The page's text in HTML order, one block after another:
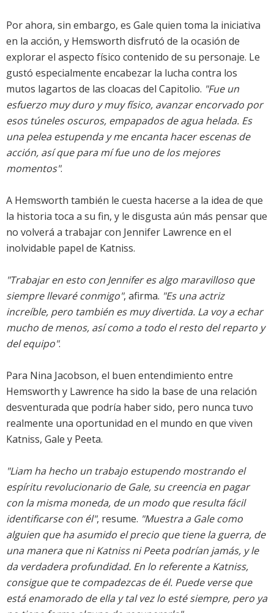
Por ahora, sin embargo, es Gale quien toma la iniciativa
en la acción, y Hemsworth disfrutó de la ocasión de
explorar el aspecto físico contenido de su personaje. Le
gustó especialmente encabezar la lucha contra los
mutos lagartos de las cloacas del Capitolio. "Fue un
esfuerzo muy duro y muy físico, avanzar encorvado por
esos túneles oscuros, empapados de agua helada. Es
una pelea estupenda y me encanta hacer escenas de
acción, así que para mí fue uno de los mejores
momentos".
A Hemsworth también le cuesta hacerse a la idea de que
la historia toca a su fin, y le disgusta aún más pensar que
no volverá a trabajar con Jennifer Lawrence en el
inolvidable papel de Katniss.
"Trabajar en esto con Jennifer es algo maravilloso que
siempre llevaré conmigo", afirma. "Es una actriz
increíble, pero también es muy divertida. La voy a echar
mucho de menos, así como a todo el resto del reparto y
del equipo".
Para Nina Jacobson, el buen entendimiento entre
Hemsworth y Lawrence ha sido la base de una relación
desventurada que podría haber sido, pero nunca tuvo
realmente una oportunidad en el mundo en que viven
Katniss, Gale y Peeta.
"Liam ha hecho un trabajo estupendo mostrando el
espíritu revolucionario de Gale, su creencia en pagar
con la misma moneda, de un modo que resulta fácil
identificarse con él", resume. "Muestra a Gale como
alguien que ha asumido el precio que tiene la guerra, de
una manera que ni Katniss ni Peeta podrían jamás, y le
da verdadera profundidad. En lo referente a Katniss,
consigue que te compadezcas de él. Puede verse que
está enamorado de ella y tal vez lo esté siempre, pero ya